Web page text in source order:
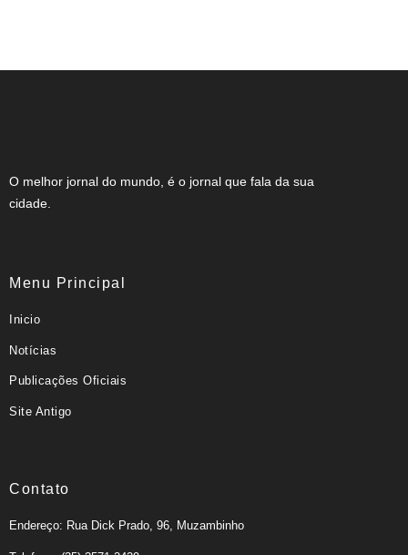
O melhor jornal do mundo, é o jornal que fala da sua
cidade.
Menu Principal
Inicio
Notícias
Publicações Oficiais
Site Antigo
Contato
Endereço: Rua Dick Prado, 96, Muzambinho